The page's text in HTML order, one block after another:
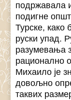
подржавала
подигне
Турске, како
руски упад.
разумевања
рационално
Михаило је
довољно
таквих